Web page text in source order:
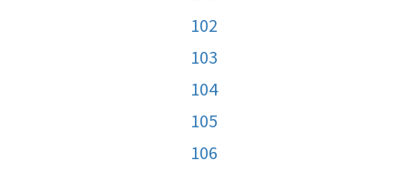
102
103
104
105
106